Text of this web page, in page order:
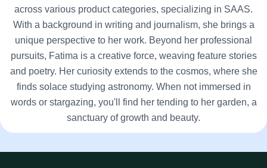
across various product categories, specializing in SAAS.
With a background in writing and journalism, she brings a
unique perspective to her work. Beyond her professional
pursuits, Fatima is a creative force, weaving feature stories
and poetry. Her curiosity extends to the cosmos, where she
finds solace studying astronomy. When not immersed in
words or stargazing, you'll find her tending to her garden, a
sanctuary of growth and beauty.